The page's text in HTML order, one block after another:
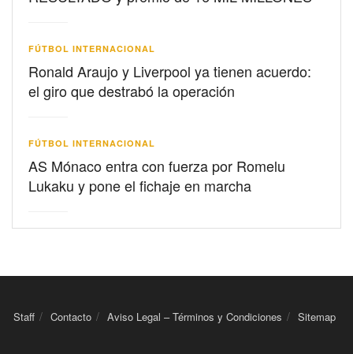
FÚTBOL INTERNACIONAL
Ronald Araujo y Liverpool ya tienen acuerdo:
el giro que destrabó la operación
FÚTBOL INTERNACIONAL
AS Mónaco entra con fuerza por Romelu
Lukaku y pone el fichaje en marcha
Staff Contacto Aviso Legal – Términos y Condiciones Sitemap